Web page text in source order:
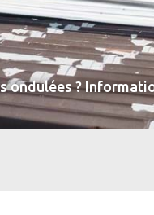
ondulées ?